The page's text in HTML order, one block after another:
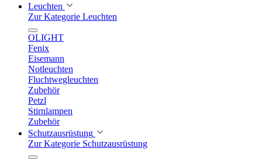
Leuchten
Zur Kategorie Leuchten
OLIGHT
Fenix
Eisemann
Notleuchten
Fluchtwegleuchten
Zubehör
Petzl
Stirnlampen
Zubehör
Schutzausrüstung
Zur Kategorie Schutzausrüstung